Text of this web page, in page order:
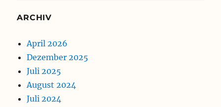
ARCHIV
April 2026
Dezember 2025
Juli 2025
August 2024
Juli 2024